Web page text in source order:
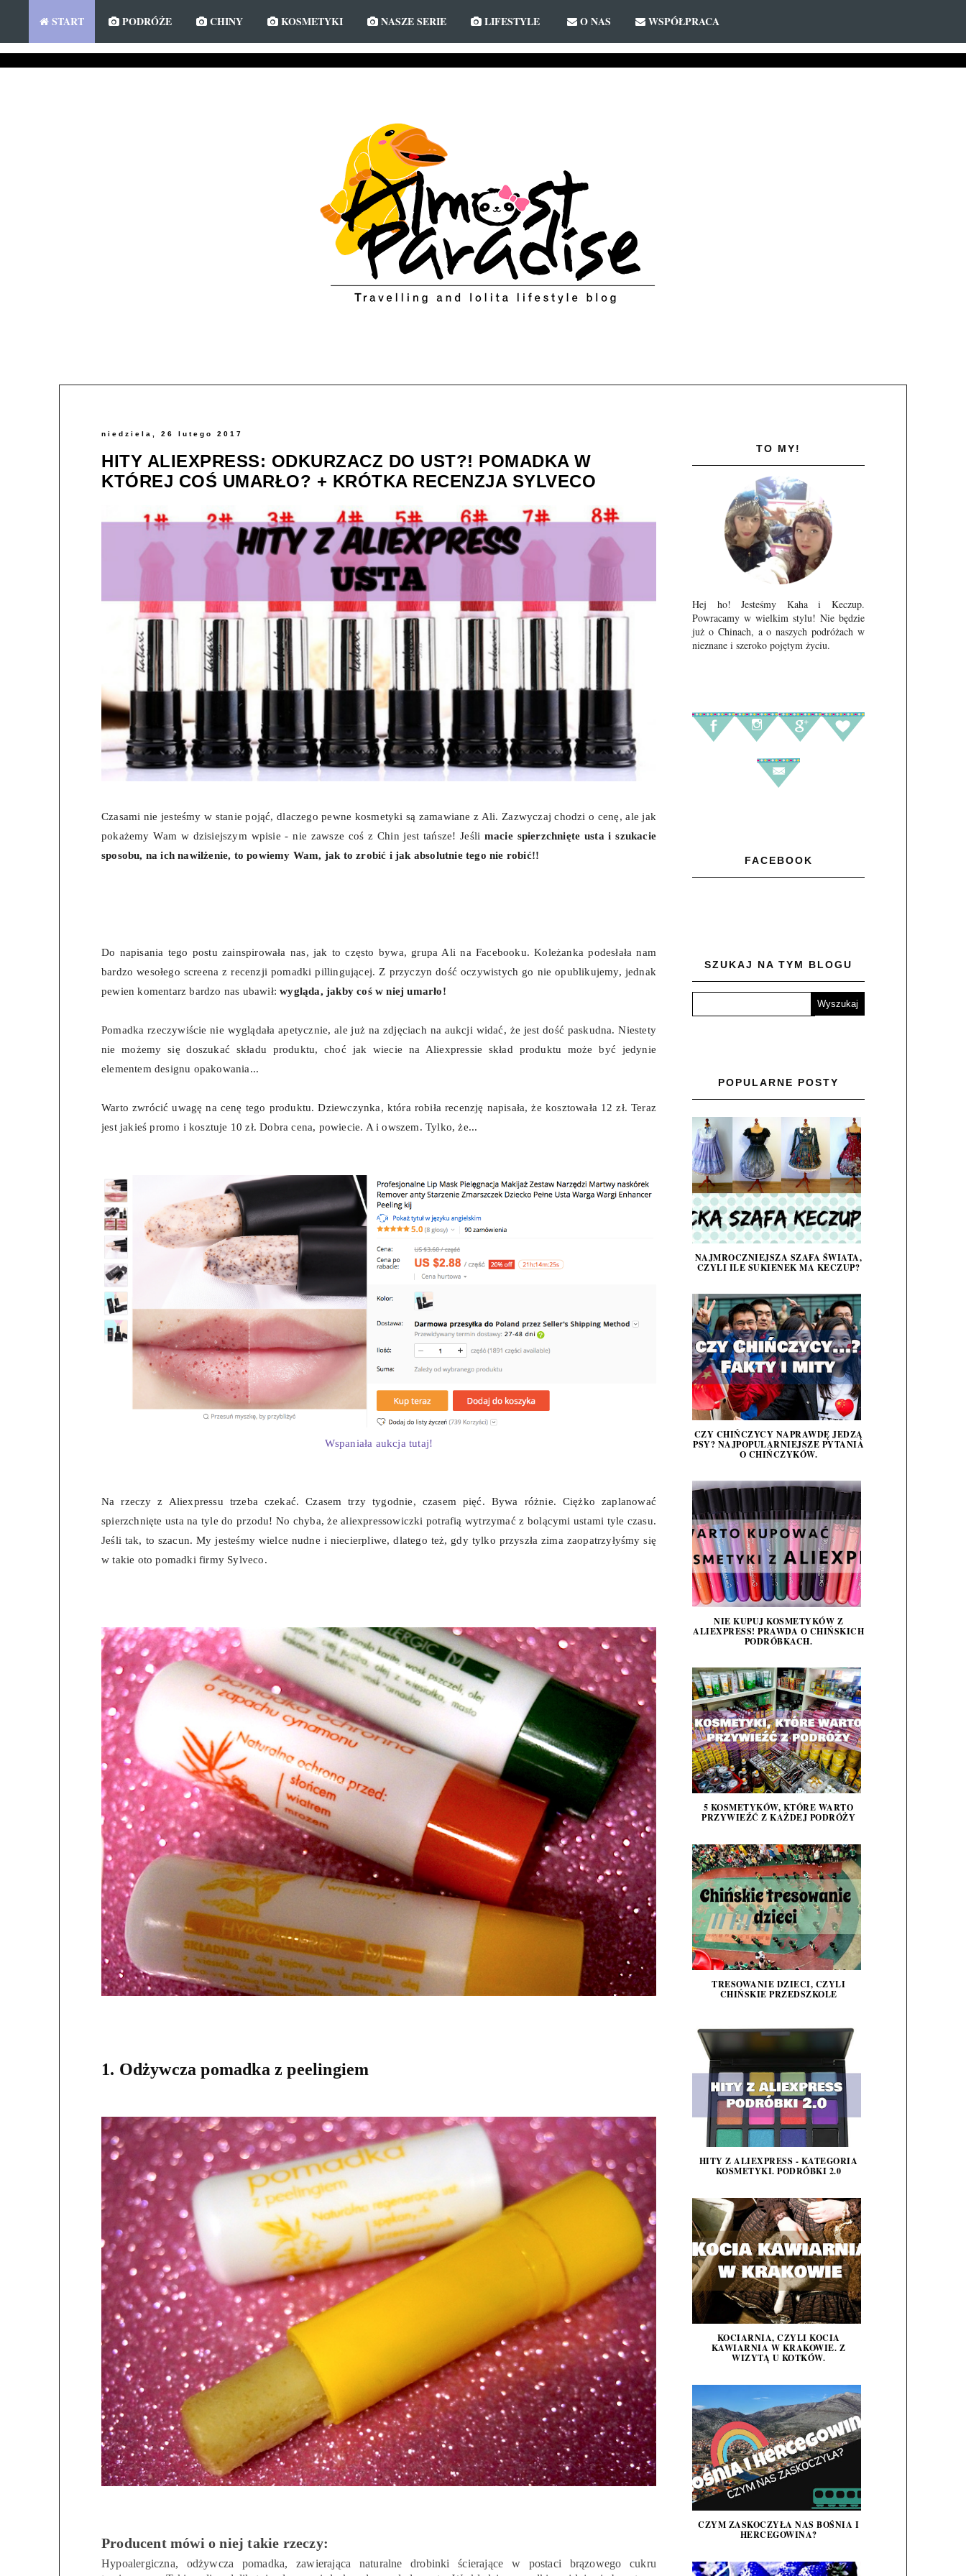
START PODRÓŻE CHINY KOSMETYKI NASZE SERIE LIFESTYLE O NAS WSPÓŁPRACA
niedziela, 26 lutego 2017
HITY ALIEXPRESS: ODKURZACZ DO UST?! POMADKA W
KTÓREJ COŚ UMARŁO? + KRÓTKA RECENZJA SYLVECO
Czasami nie jesteśmy w stanie pojąć, dlaczego pewne kosmetyki są zamawiane z Ali. Zazwyczaj chodzi o cenę, ale jak
pokażemy Wam w dzisiejszym wpisie - nie zawsze coś z Chin jest tańsze! Jeśli macie spierzchnięte usta i szukacie
sposobu, na ich nawilżenie, to powiemy Wam, jak to zrobić i jak absolutnie tego nie robić!!
Do napisania tego postu zainspirowała nas, jak to często bywa, grupa Ali na Facebooku. Koleżanka podesłała nam
bardzo wesołego screena z recenzji pomadki pillingującej. Z przyczyn dość oczywistych go nie opublikujemy, jednak
pewien komentarz bardzo nas ubawił:wygląda, jakby coś w niej umarło!
Pomadka rzeczywiście nie wyglądała apetycznie, ale już na zdjęciach na aukcji widać, że jest dość paskudna. Niestety
nie możemy się doszukać składu produktu, choć jak wiecie na Aliexpressie skład produktu może być jedynie
elementem designu opakowania...
Warto zwrócić uwagę na cenę tego produktu. Dziewczynka, która robiła recenzję napisała, że kosztowała 12 zł. Teraz
jest jakieś promo i kosztuje 10 zł. Dobra cena, powiecie. A i owszem. Tylko, że...
Wspaniała aukcja tutaj!
Na rzeczy z Aliexpressu trzeba czekać. Czasem trzy tygodnie, czasem pięć. Bywa różnie. Ciężko zaplanować
spierzchnięte usta na tyle do przodu! No chyba, że aliexpressowiczki potrafią wytrzymać z bolącymi ustami tyle czasu.
Jeśli tak, to szacun. My jesteśmy wielce nudne i niecierpliwe, dlatego też, gdy tylko przyszła zima zaopatrzyłyśmy się
w takie oto pomadki firmy Sylveco.
1. Odżywcza pomadka z peelingiem
Producent mówi o niej takie rzeczy:
Hypoalergiczna, odżywcza pomadka, zawierająca naturalne drobinki ścierające w postaci brązowego cukru
TO MY!
Hej ho! Jesteśmy Kaha i Keczup.
Powracamy w wielkim stylu! Nie będzie
już o Chinach, a o naszych podróżach w
nieznane i szeroko pojętym życiu.
FACEBOOK
SZUKAJ NA TYM BLOGU
POPULARNE POSTY
NAJMROCZNIEJSZA SZAFA ŚWIATA,
CZYLI ILE SUKIENEK MA KECZUP?
CZY CHIŃCZYCY NAPRAWDĘ JEDZĄ
PSY? NAJPOPULARNIEJSZE PYTANIA
O CHIŃCZYKÓW.
NIE KUPUJ KOSMETYKÓW Z
ALIEXPRESS! PRAWDA O CHIŃSKICH
PODRÓBKACH.
5 KOSMETYKÓW, KTÓRE WARTO
PRZYWIEŹĆ Z KAŻDEJ PODRÓŻY
TRESOWANIE DZIECI, CZYLI
CHIŃSKIE PRZEDSZKOLE
HITY Z ALIEXPRESS - KATEGORIA
KOSMETYKI. PODRÓBKI 2.0
KOCIARNIA, CZYLI KOCIA
KAWIARNIA W KRAKOWIE. Z
WIZYTĄ U KOTKÓW.
CZYM ZASKOCZYŁA NAS BOŚNIA I
HERCEGOWINA?